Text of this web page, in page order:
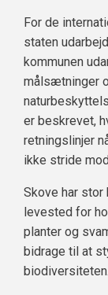
For de
staten
kommunen
målsætninger
er beskrevet,
retningslinjer
ikke stride
Skove har
levested for
planter og
bidrage til at
biodiversiteten.